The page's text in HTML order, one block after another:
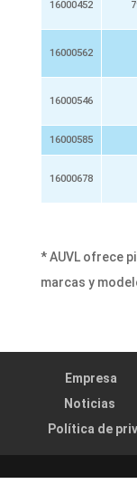
16000452
16000562
16000546
16000585
16000678
* AUVL ofrece
marcas y
Empresa
Noticias
Política de